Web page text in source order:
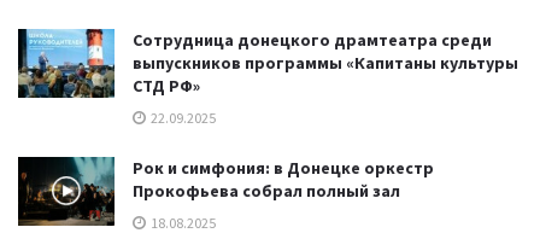
Сотрудница донецкого драмтеатра среди
выпускников программы «Капитаны культуры
СТД РФ»
22.09.2025
Рок и симфония: в Донецке оркестр
Прокофьева собрал полный зал
18.08.2025